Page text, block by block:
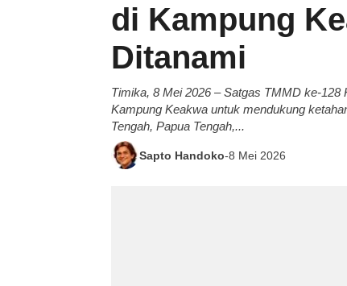
di Kampung
Ditanami
Timika, 8 Mei 2026 – Satgas TMMD ke-
Kampung Keakwa untuk mendukung
Tengah, Papua Tengah,...
Sapto Handoko-8 Mei 2026